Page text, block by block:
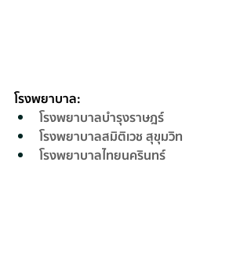
โรงพยาบาล:
โรงพยาบาลบำรุงราษฎร์
โรงพยาบาลสมิติเวช สุขุมวิท
โรงพยาบาลไทยนครินทร์